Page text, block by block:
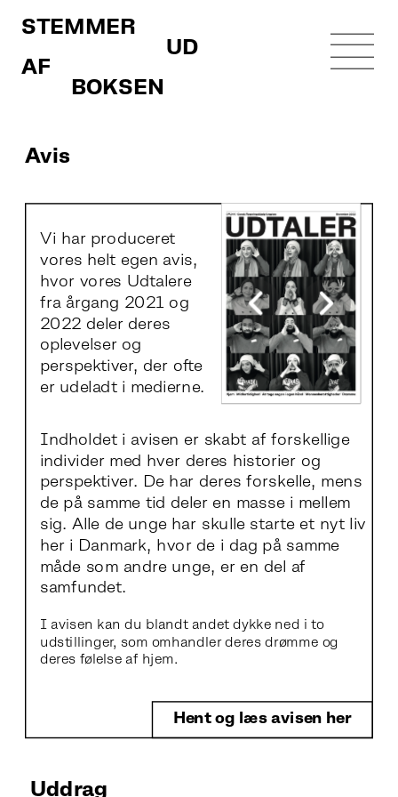
STEMMER
                             UD
AF
          BOKSEN
Hent og læs avisen her
Avis
Vi har produceret
vores helt egen avis,
hvor vores Udtalere
fra årgang 2021 og
2022 deler deres
oplevelser og
perspektiver, der ofte
Indholdet i avisen er skabt af forskellige
individer med hver deres historier og
perspektiver. De har deres forskelle, mens
de på samme tid deler en masse i mellem
sig. Alle de unge har skulle starte et nyt liv
her i Danmark, hvor de i dag på samme
måde som andre unge, er en del af
samfundet.
I avisen kan du blandt andet dykke ned i to
udstillinger, som omhandler deres drømme og
deres følelse af hjem.
Uddrag